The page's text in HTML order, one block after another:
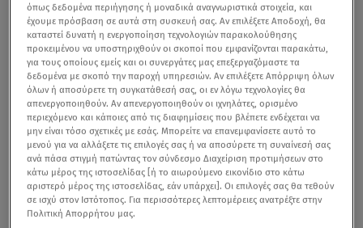
όπως δεδομένα περιήγησης ή μοναδικά αναγνωριστικά στοιχεία, και
έχουμε πρόσβαση σε αυτά στη συσκευή σας. Αν επιλέξετε Αποδοχή, θα
καταστεί δυνατή η ενεργοποίηση τεχνολογιών παρακολούθησης
προκειμένου να υποστηριχθούν οι σκοποί που εμφανίζονται παρακάτω,
για τους οποίους εμείς και οι συνεργάτες μας επεξεργαζόμαστε τα
δεδομένα με σκοπό την παροχή υπηρεσιών. Αν επιλέξετε Απόρριψη όλων
όλων ή αποσύρετε τη συγκατάθεσή σας, οι εν λόγω τεχνολογίες θα
απενεργοποιηθούν. Αν απενεργοποιηθούν οι ιχνηλάτες, ορισμένο
περιεχόμενο και κάποιες από τις διαφημίσεις που βλέπετε ενδέχεται να
μην είναι τόσο σχετικές με εσάς. Μπορείτε να επανεμφανίσετε αυτό το
μενού για να αλλάξετε τις επιλογές σας ή να αποσύρετε τη συναίνεσή σας
ανά πάσα στιγμή πατώντας τον σύνδεσμο Διαχείριση προτιμήσεων στο
κάτω μέρος της ιστοσελίδας [ή το αιωρούμενο εικονίδιο στο κάτω
αριστερό μέρος της ιστοσελίδας, εάν υπάρχει]. Οι επιλογές σας θα τεθούν
σε ισχύ στον Ιστότοπος. Για περισσότερες λεπτομέρειες ανατρέξτε στην
Πολιτική Απορρήτου μας.